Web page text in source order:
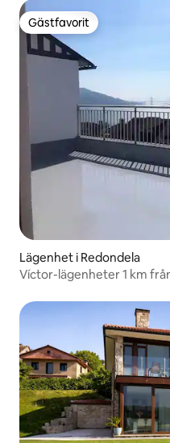
Gästfavorit
Gästfavorit
Lägenhet i Redondela
Víctor-lägenheter 1 km